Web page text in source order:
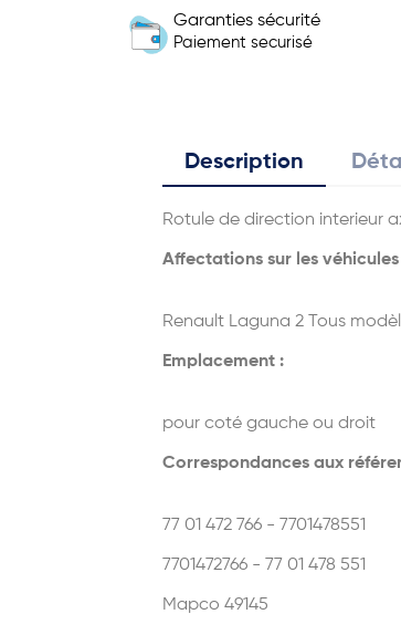
Garanties sécurité
Paiement securisé
Description
Rotule de direction interieur
Affectations sur les
Renault Laguna 2 Tous
Emplacement :
pour coté gauche ou droit
Correspondances aux
77 01 472 766 - 7701478551
7701472766 - 77 01 478 551
Mapco 49145